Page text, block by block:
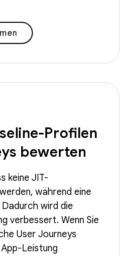
Profilen
bewerten
keine JIT-
während eine
wird die
verbessert. Wenn Sie
User Journeys
Leistung